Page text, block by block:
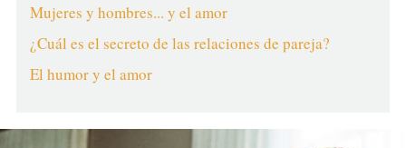
Mujeres y hombres... y el amor
¿Cuál es el secreto de las relaciones de pareja?
El humor y el amor